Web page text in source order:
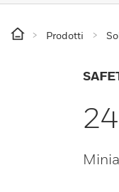
Prodotti